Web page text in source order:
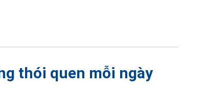
thói quen mỗi ngày